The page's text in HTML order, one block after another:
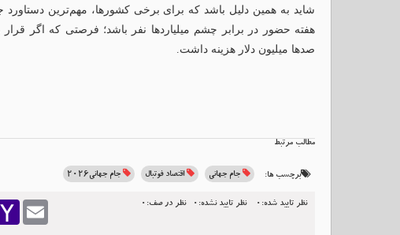
شاید به همین دلیل باشد که برای برخی کشورها، مهم‌ترین دستاورد
هفته حضور در برابر چشم میلیاردها نفر باشد؛ فرصتی که اگر قرار
صدها میلیون دلار هزینه داشت.
مطالب مرتبط
برچسب ها: جام جهانی اقتصاد فوتبال جام جهانی2026
نظر تایید شده:0 نظر تایید نشده:0 نظر در صف:0
Yahoo
Email